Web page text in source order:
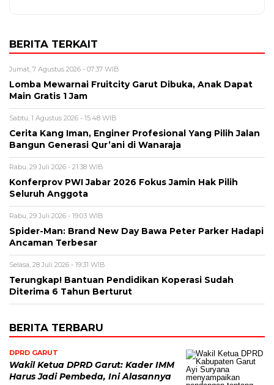
BERITA TERKAIT
Jumat, 7 Agustus 2026 - 07:37 WIB
Lomba Mewarnai Fruitcity Garut Dibuka, Anak Dapat
Main Gratis 1 Jam
Sabtu, 1 Agustus 2026 - 15:48 WIB
Cerita Kang Iman, Enginer Profesional Yang Pilih Jalan
Bangun Generasi Qur’ani di Wanaraja
Rabu, 29 Juli 2026 - 21:38 WIB
Konferprov PWI Jabar 2026 Fokus Jamin Hak Pilih
Seluruh Anggota
Rabu, 29 Juli 2026 - 19:03 WIB
Spider-Man: Brand New Day Bawa Peter Parker Hadapi
Ancaman Terbesar
Selasa, 28 Juli 2026 - 19:31 WIB
Terungkap! Bantuan Pendidikan Koperasi Sudah
Diterima 6 Tahun Berturut
BERITA TERBARU
DPRD GARUT
Wakil Ketua DPRD Garut: Kader IMM
Harus Jadi Pembeda, Ini Alasannya